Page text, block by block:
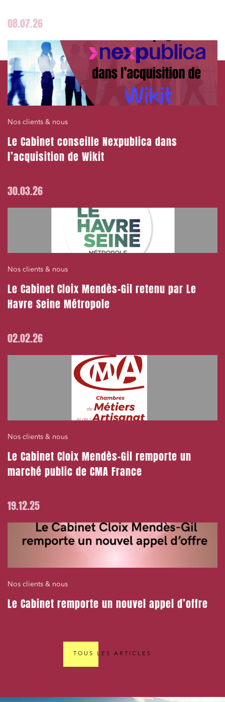
08.07.26
Nos clients & nous
Le Cabinet conseille Nexpublica dans
l’acquisition de Wikit
30.03.26
Nos clients & nous
Le Cabinet Cloix Mendès-Gil retenu par Le
Havre Seine Métropole
02.02.26
Nos clients & nous
Le Cabinet Cloix Mendès-Gil remporte un
marché public de CMA France
19.12.25
Nos clients & nous
Le Cabinet remporte un nouvel appel d’offre
TOUS LES ARTICLES